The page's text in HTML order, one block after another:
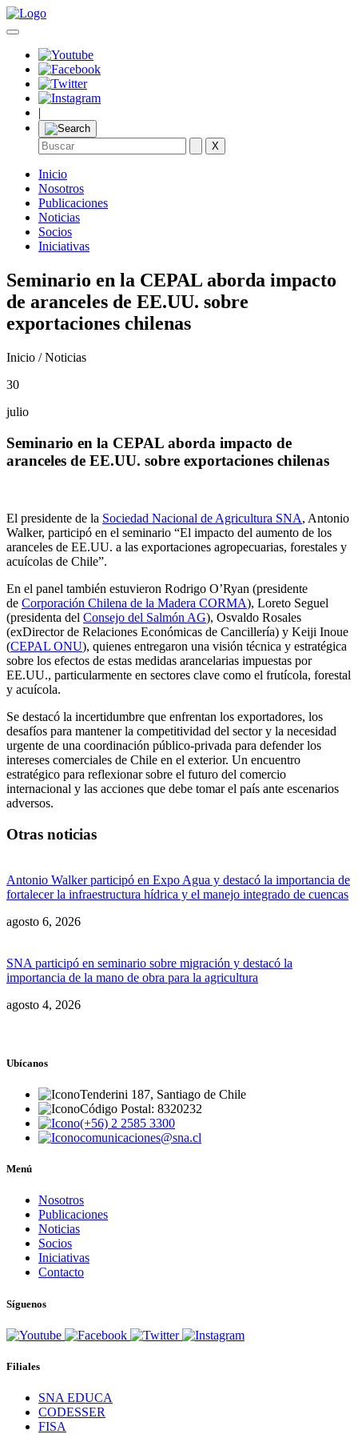
|
X
Inicio
Nosotros
Publicaciones
Noticias
Socios
Iniciativas
Seminario en la CEPAL aborda impacto
de aranceles de EE.UU. sobre
exportaciones chilenas
Inicio / Noticias
30
julio
Seminario en la CEPAL aborda impacto de
aranceles de EE.UU. sobre exportaciones chilenas
El presidente de la Sociedad Nacional de Agricultura SNA, Antonio
Walker, participó en el seminario “El impacto del aumento de los
aranceles de EE.UU. a las exportaciones agropecuarias, forestales y
acuícolas de Chile”.
En el panel también estuvieron Rodrigo O’Ryan (presidente
de Corporación Chilena de la Madera CORMA), Loreto Seguel
(presidenta del Consejo del Salmón AG), Osvaldo Rosales
(exDirector de Relaciones Económicas de Cancillería) y Keiji Inoue
(CEPAL ONU), quienes entregaron una visión técnica y estratégica
sobre los efectos de estas medidas arancelarias impuestas por
EE.UU., particularmente en sectores clave como el frutícola, forestal
y acuícola.
Se destacó la incertidumbre que enfrentan los exportadores, los
desafíos para mantener la competitividad del sector y la necesidad
urgente de una coordinación público-privada para defender los
intereses comerciales de Chile en el exterior. Un encuentro
estratégico para reflexionar sobre el futuro del comercio
internacional y las acciones que debe tomar el país ante escenarios
adversos.
Otras noticias
Antonio Walker participó en Expo Agua y destacó la importancia de
fortalecer la infraestructura hídrica y el manejo integrado de cuencas
agosto 6, 2026
SNA participó en seminario sobre migración y destacó la
importancia de la mano de obra para la agricultura
agosto 4, 2026
Ubícanos
Tenderini 187, Santiago de Chile
Código Postal: 8320232
(+56) 2 2585 3300
comunicaciones@sna.cl
Menú
Nosotros
Publicaciones
Noticias
Socios
Iniciativas
Contacto
Síguenos
Filiales
SNA EDUCA
CODESSER
FISA